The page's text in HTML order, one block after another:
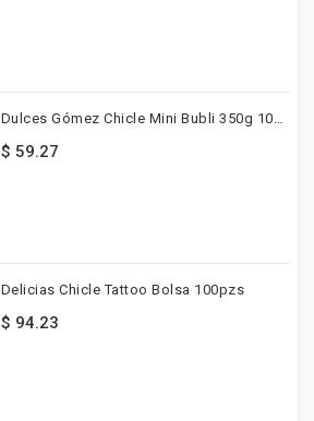
$ 59.27
Delicias Chicle Tattoo Bolsa 100pzs
$ 94.23